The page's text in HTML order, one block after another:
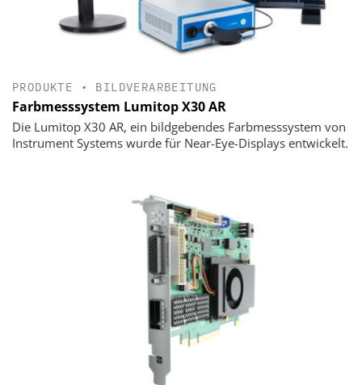
PRODUKTE • BILDVERARBEITUNG
Farbmesssystem Lumitop X30 AR
Die Lumitop X30 AR, ein bildgebendes Farbmesssystem von
Instrument Systems wurde für Near-Eye-Displays entwickelt.